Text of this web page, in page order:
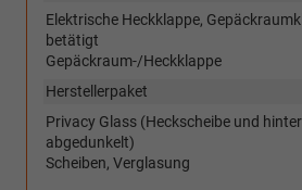
Elektrische Heckklappe,
betätigt
Gepäckraum-/Heckklappe
Herstellerpaket
Privacy Glass (Heckscheibe und
abgedunkelt)
Scheiben, Verglasung